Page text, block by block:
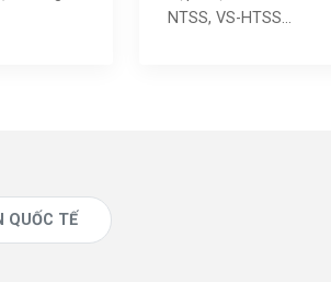
NTSS, VS-HTSS...
QUỐC TẾ